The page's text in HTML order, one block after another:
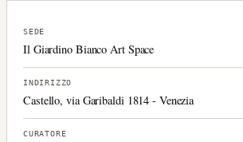
SEDE
Il Giardino Bianco Art Space
INDIRIZZO
Castello, via Garibaldi 1814 - Venezia
CURATORE